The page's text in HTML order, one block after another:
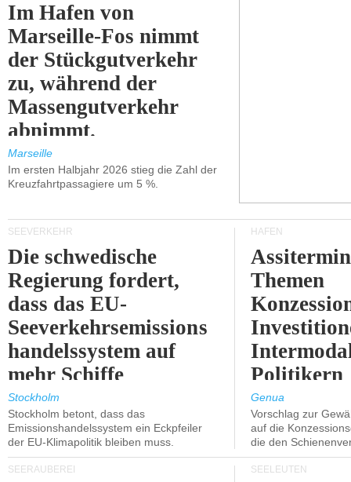
Im Hafen von
Marseille-Fos nimmt
der Stückgutverkehr
zu, während der
Massengutverkehr
abnimmt.
Marseille
Im ersten Halbjahr 2026 stieg die Zahl der
Kreuzfahrtpassagiere um 5 %.
SEEVERKEHR
Die schwedische
Regierung fordert,
dass das EU-
Seeverkehrsemissions
handelssystem auf
mehr Schiffe
ausgeweitet wird.
Stockholm
Stockholm betont, dass das
Emissionshandelssystem ein Eckpfeiler
der EU-Klimapolitik bleiben muss.
HÄFEN
Themen
Politikern
Genua
Vorschlag zur
auf die
die den
SEERÄUBEREI SEELEUTEN